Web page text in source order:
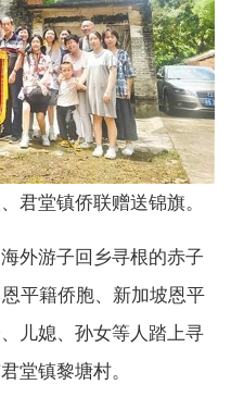
君堂镇侨联赠送锦旗。
外游子回乡寻根的赤子
平籍侨胞、新加坡恩平
儿媳、孙女等人踏上寻
堂镇黎塘村。